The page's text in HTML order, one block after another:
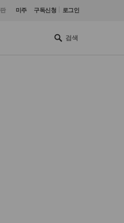
미주 구독신청 로그인